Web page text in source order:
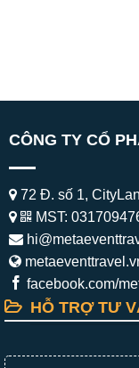
CÔNG TY CỔ
72 Đ. số 1,
MST:
facebook.com/
HỖ TRỢ TƯ